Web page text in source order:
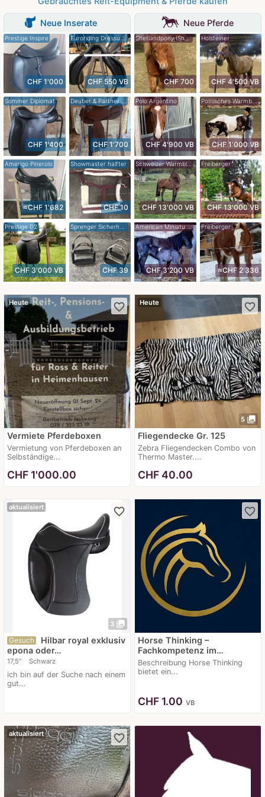
Neue Inserate Neue Pferde
CHF 1'000
Prestige Inspire
CHF 550 VB
Euroriding Dressursattel
CHF 700
Shetlandpony (Shetty)
CHF 4'500 VB
Holsteiner
CHF 1'400
Sommer Diplomat
CHF 1'700 CHF 4'900 VB
Polo Argentino
CHF 1'000 VB
Polnisches Warmblut (Wielkopolski)
≈CHF 1'682
Amerigo Pinerolo
CHF 10
Showmaster halfter
CHF 13'000 VB
Schweizer Warmblut
CHF 13'000 VB
Freiberger
CHF 3'000 VB
Prestige D2
CHF 39 CHF 3'200 VB
American Miniature Horse
≈CHF 2'336
Freiberger
Heute favorite_border
Vermiete Pferdeboxen
Vermietung von Pferdeboxen an
Selbständige...
CHF 1'000.00
5 photo_library
Heute favorite_border
Fliegendecke Gr. 125
Zebra Fliegendecken Combo von
Thermo Master....
CHF40.00
3 photo_library
aktualisiert favorite_border
Gesuch
Hilbar royal exklusiv
epona oder…
17,5" Schwarz
ich bin auf der Suche nach einem
gut...
favorite_border
Horse Thinking –
Fachkompetenz im…
Beschreibung Horse Thinking
bietet ein...
CHF 1.00 VB
aktualisiert favorite_border